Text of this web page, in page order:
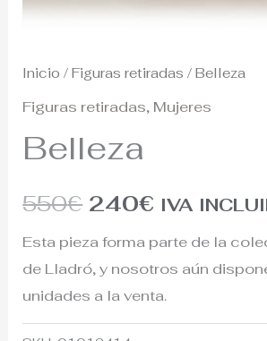
Inicio /Figuras retiradas / Belleza
Figuras retiradas, Mujeres
Belleza
550€ 240€ IVA
Esta pieza forma parte de la
de Lladró, y nosotros aún
unidades a la venta.